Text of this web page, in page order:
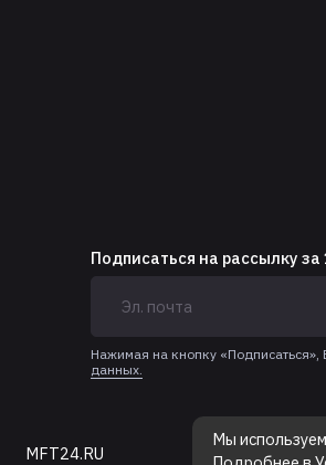
Мы
Подписаться на рассылку
Нажимая на кнопку «Подписаться»,
данных.
MFT24.RU , 2025